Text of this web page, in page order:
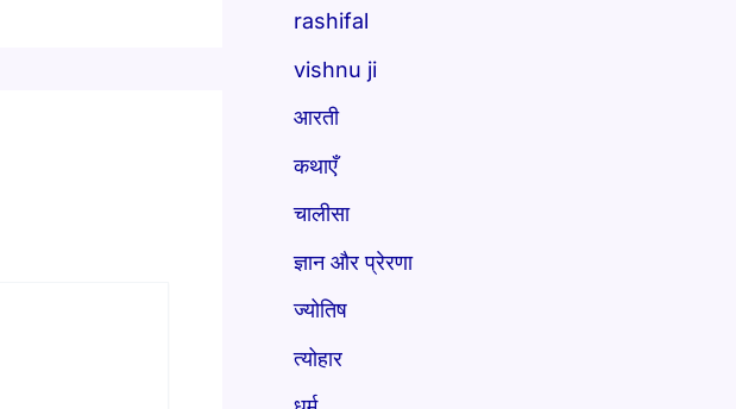
rashifal
vishnu ji
आरती
कथाएँ
चालीसा
ज्ञान और प्रेरणा
ज्योतिष
त्योहार